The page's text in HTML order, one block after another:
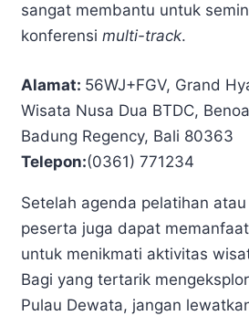
sangat membantu untuk
konferensi multi-track.
Alamat: 56WJ+FGV, Grand
Wisata Nusa Dua BTDC,
Badung Regency, Bali 80363
Telepon:(0361) 771234
Setelah agenda pelatihan
peserta juga dapat
untuk menikmati aktivitas
Bagi yang tertarik
Pulau Dewata, jangan